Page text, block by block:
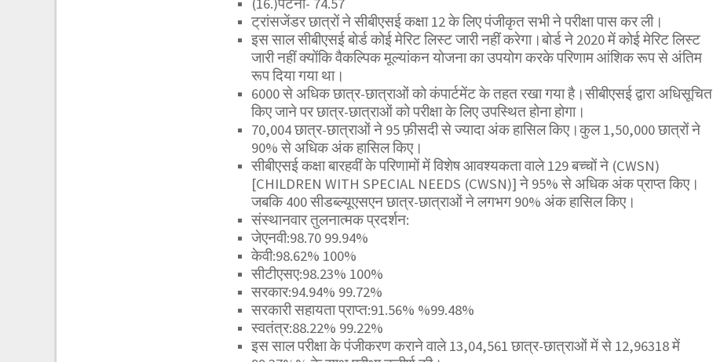
ट्रांसजेंडर छात्रों ने सीबीएसई कक्षा 12 के लिए पंजीकृत सभी ने परीक्षा पास कर ली।
इस साल सीबीएसई बोर्ड कोई मेरिट लिस्ट जारी नहीं करेगा।बोर्ड ने 2020 में कोई मेरिट लिस्ट
जारी नहीं क्योंकि वैकल्पिक मूल्यांकन योजना का उपयोग करके परिणाम आंशिक रूप से अंतिम
रूप दिया गया था।
6000 से अधिक छात्र-छात्राओं को कंपार्टमेंट के तहत रखा गया है।सीबीएसई द्वारा अधिसूचित
किए जाने पर छात्र-छात्राओं को परीक्षा के लिए उपस्थित होना होगा।
70,004 छात्र-छात्राओं ने 95 फ़ीसदी से ज्यादा अंक हासिल किए।कुल 1,50,000 छात्रों ने
90% से अधिक अंक हासिल किए।
सीबीएसई कक्षा बारहवीं के परिणामों में विशेष आवश्यकता वाले 129 बच्चों ने (CWSN)
[CHILDREN WITH SPECIAL NEEDS (CWSN)] ने 95% से अधिक अंक प्राप्त किए।
जबकि 400 सीडब्ल्यूएसएन छात्र-छात्राओं ने लगभग 90% अंक हासिल किए।
संस्थानवार तुलनात्मक प्रदर्शन:
जेएनवी:98.70 99.94%
केवी:98.62% 100%
सीटीएसए:98.23% 100%
सरकार:94.94% 99.72%
सरकारी सहायता प्राप्त:91.56% %99.48%
स्वतंत्र:88.22% 99.22%
इस साल परीक्षा के पंजीकरण कराने वाले 13,04,561 छात्र-छात्राओं में से 12,96318 में